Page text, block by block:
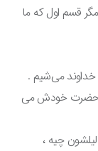
قسم اول که ما
می‌شیم .
حضرت خودش می
چیه ،